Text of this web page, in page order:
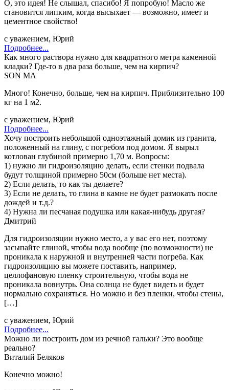
О, это идея! Не слышал, спасибо! Я попробую! Масло же
становится липким, когда высыхает — возможно, имеет и
цементное свойство!
с уважением, Юрий
Подробнее...
Как много раствора нужно для квадратного метра каменной
кладки? Где-то в два раза больше, чем на кирпич?
SON MA
Много! Конечно, больше, чем на кирпич. Приблизительно 100
кг на 1 м2.
с уважением, Юрий
Подробнее...
Хочу построить небольшой одноэтажный домик из гранита,
положенный на глину, с погребом под домом. Я вырыл
котлован глубиной примерно 1,70 м. Вопросы:
1) нужно ли гидроизоляцию делать, если стенки подвала
будут толщиной примерно 50см (больше нет места).
2) Если делать, то как ты делаете?
3) Если не делать, то глина в камне не будет размокать после
дождей и т.д.?
4) Нужна ли песчаная подушка или какая-нибудь другая?
Дмитрий
Для гидроизоляции нужно место, а у вас его нет, поэтому
засыпайте глиной, чтобы вода вообще (по возможности) не
проникала к наружной и внутренней части погреба. Как
гидроизоляцию вы можете поставить, например,
целлофановую пленку строительную, чтобы вода не
проникала вовнутрь. Она солнца не будет видеть и будет
нормально сохраняться. Но можно и без пленки, чтобы стены,
[…]
с уважением, Юрий
Подробнее...
Можно ли построить дом из речной гальки? Это вообще
реально?
Виталий Беляков
Конечно можно!